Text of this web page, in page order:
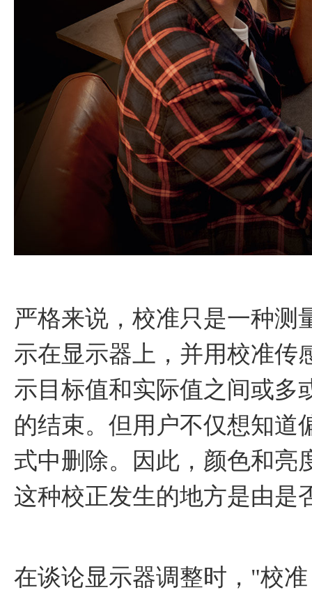
严格来说，校准只是一种测
示在显示器上，并用校准传
示目标值和实际值之间或多
的结束。但用户不仅想知道
式中删除。因此，颜色和亮
这种校正发生的地方是由是
在谈论显示器调整时，"校